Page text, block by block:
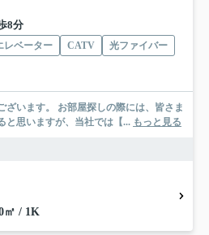
8分
レベーター CATV
光ファイバー
の際には、皆さま
と思いますが、当社では【... もっと見る
㎡ / 1K